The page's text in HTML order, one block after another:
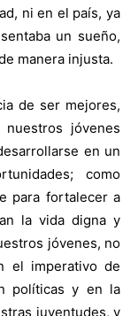
ni en el país, ya
un sueño,
manera injusta.
de ser mejores,
jóvenes
en un
como
para fortalecer a
la vida digna y
jóvenes, no
el imperativo de
políticas y en la
juventudes, y